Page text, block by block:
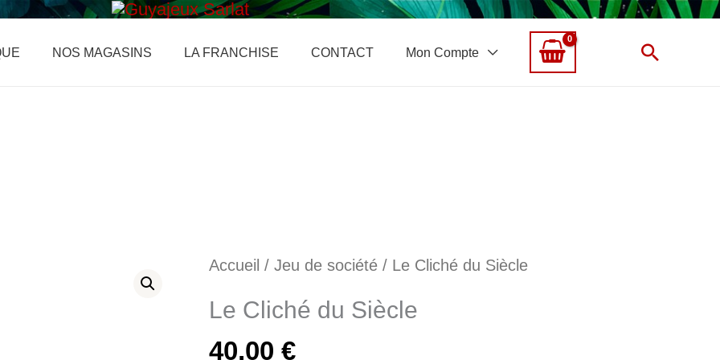
NOS MAGASINS LA FRANCHISE CONTACT Mon Compte
Accueil /Jeu de société / Le Cliché du Siècle
Le Cliché du Siècle
40,00€
quantité
Le
Cliché